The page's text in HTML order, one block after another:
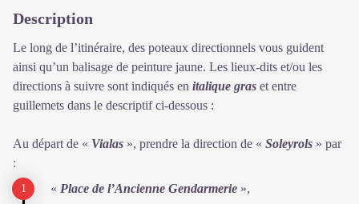
Description
Le long de l’itinéraire, des poteaux directionnels vous guident
ainsi qu’un balisage de peinture jaune. Les lieux-dits et/ou les
directions à suivre sont indiqués en italique gras et entre
guillemets dans le descriptif ci-dessous :
Au départ de « Vialas », prendre la direction de « Soleyrols » par
:
« Place de l’Ancienne Gendarmerie »,